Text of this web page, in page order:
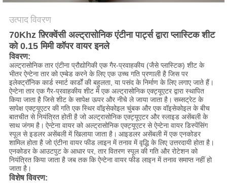
उत्पाद विवरण
70Khz फ़्रिक्वेंसी अल्ट्रासोनिक एंटीना पार्ट्स द्वारा प्लास्टिक शीट
को 0.15 मिमी कॉपर वायर इनले
विवरण:
अल्ट्रासोनिक तार एंटीना प्रौद्योगिकी एक गैर-प्रवाहकीय (जैसे प्लास्टिक) शीट के
भीतर ऐन्टेना तार को एम्बेड करने के लिए एक उच्च गति प्रणाली है जिस पर
इलेक्ट्रॉनिक कार्ड स्मार्ट कार्डों की बहुलता, या पसंद के निर्माण के लिए लगाए जाते हैं।
ऐन्टेना तार एक गैर-प्रवाहकीय शीट में एक अल्ट्रासोनिक एक्ट्यूएटर द्वारा स्थापित
किया जाता है जिसे शीट के सापेक्ष ऊपर और नीचे ले जाया जाता है। सब्सट्रेट के
सापेक्ष एक्ट्यूएटर की गति एक स्थिर वॉइसेकोइल चुंबक और एक वॉइसेकोइल के बीच
बातचीत से नियंत्रित होती है जो अल्ट्रासोनिक एक्ट्यूएटर और स्लाइड असेंबली के
साथ जंगम है। ऐन्टेना वायर को अल्ट्रासोनिक एक्ट्यूएटर से ऐन्टेना वायर डिस्पेंसिंग
स्पूल से इडलर असेंबली में खिलाया जाता है। आइडलर असेंबली में एक एनकोडर
शामिल होता है जो एंटीना वायर फीड लाइन में तनाव में वृद्धि के लिए उत्तरदायी होता है।
एनकोडर के आउटपुट के आधार पर, तार वितरण स्पूल की गति और रोटेशन को
नियंत्रित किया जाता है जब तक कि ऐन्टेना वायर फीड लाइन में तनाव समाप्त नहीं हो
जाता है।
विशेष विवरण: